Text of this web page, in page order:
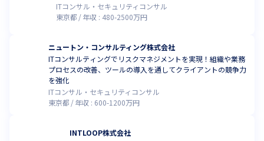
ITコンサル・セキュリティコンサル
東京都
年収 : 480-2500万円
ニュートン・コンサルティング株式会社
ITコンサルティングでリスクマネジメントを実現！組織や業務
プロセスの改善、ツールの導入を通してクライアントの競争力
を強化
ITコンサル・セキュリティコンサル
東京都
年収 : 600-1200万円
INTLOOP株式会社